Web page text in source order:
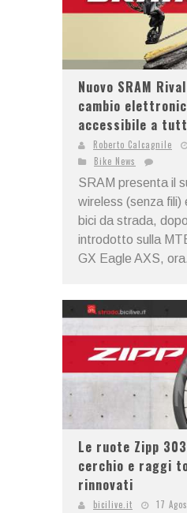
Nuovo SRAM
cambio
accessibile a
Roberto Calcagnile
Bike News
SRAM presenta il
wireless (senza fili)
bici da strada,
introdotto sulla
GX Eagle AXS,
Le ruote Zipp
cerchio e raggi
rinnovati
bicilive.it
17